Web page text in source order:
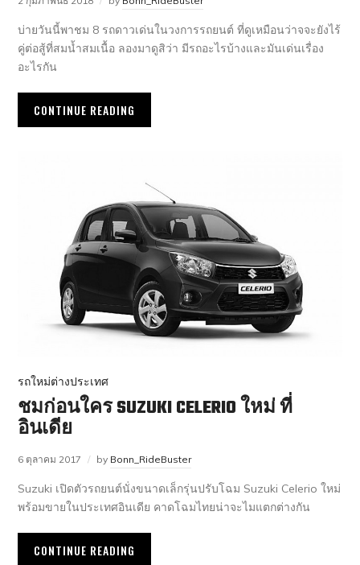
บ่ายวันนี้พาชม 8 รถดาวเด่นในวงการรถยนต์ ที่ดูเหมือนว่าจจะยังไร้
คู่ต่อสู้ที่สมน้ำสมเนื้อ ลองมาดูสิว่า มีรถอะไรบ้างและมันเด่นเรื่อง
อะไรกัน
CONTINUE READING
รถใหม่ต่างประเทศ
ชมก่อนใคร SUZUKI CELERIO ใหม่ ที่
อินเดีย
6 ตุลาคม 2017 by Bonn_RideBuster
Suzuki เปิดตัวรถยนต์นั่งขนาดเล็กรุ่นปรับโฉม Suzuki Celerio ใหม่
พร้อมขายในประเทศอินเดีย คาดโฉมไทยน่าจะไมแตกต่างกัน
CONTINUE READING